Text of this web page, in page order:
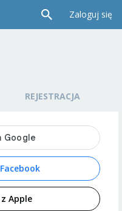
Zaloguj się
REJESTRACJA
Apple